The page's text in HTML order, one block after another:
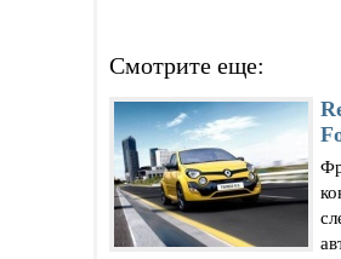
Смотрите еще: